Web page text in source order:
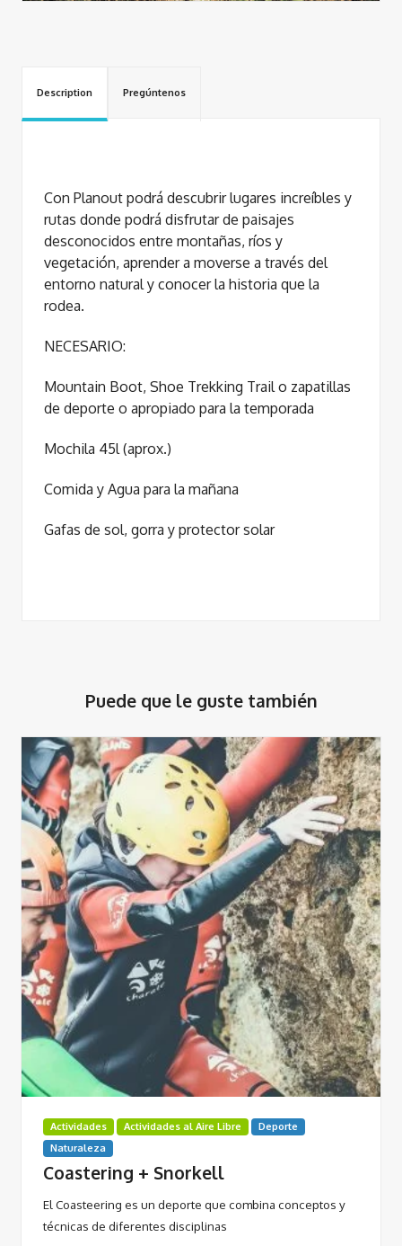
Description Pregúntenos
Con Planout podrá descubrir lugares increíbles y
rutas donde podrá disfrutar de paisajes
desconocidos entre montañas, ríos y
vegetación, aprender a moverse a través del
entorno natural y conocer la historia que la
rodea.
NECESARIO:
Mountain Boot, Shoe Trekking Trail o zapatillas
de deporte o apropiado para la temporada
Mochila 45l (aprox.)
Comida y Agua para la mañana
Gafas de sol, gorra y protector solar
Puede que le guste también
Actividades Actividades al Aire Libre
Deporte
Naturaleza
Coastering + Snorkell
El Coasteering es un deporte que combina conceptos y
técnicas de diferentes disciplinas